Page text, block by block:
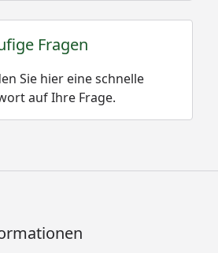
Fragen
Sie hier eine schnelle
auf Ihre Frage.